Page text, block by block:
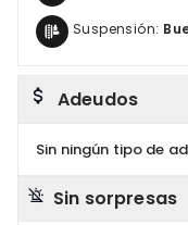
Suspensión:
Adeudos
Sin ningún tipo de
Sin sorpresas